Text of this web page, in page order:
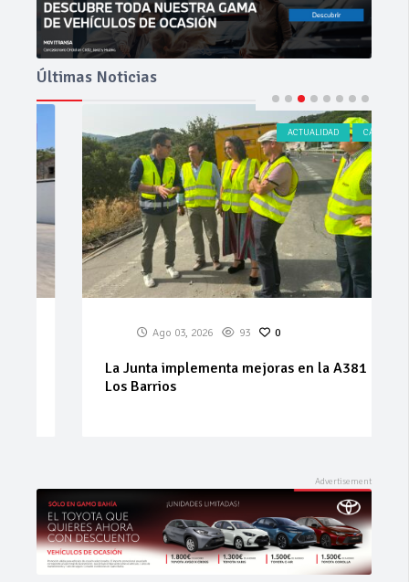
Últimas Noticias
ACTUALIDAD CÁDIZ
Ago 03, 2026 93 0
La Junta implementa mejoras en la A381 por
Los Barrios